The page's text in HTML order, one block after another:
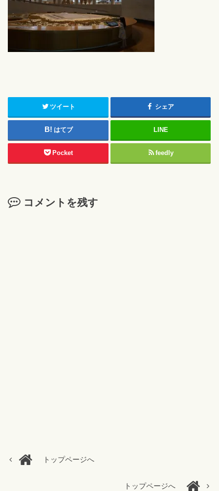
ツイート シェア
はてブ LINE
Pocket feedly
コメントを残す
トップページへ
トップページへ